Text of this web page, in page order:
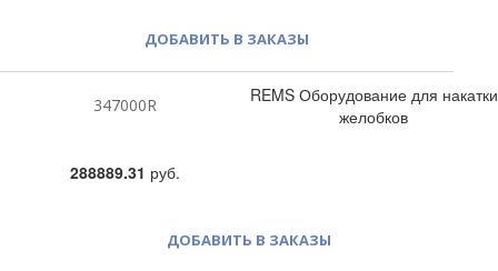
ДОБАВИТЬ В ЗАКАЗЫ
347000R
REMS Оборудование для накатки
желобков
288889.31 руб.
ДОБАВИТЬ В ЗАКАЗЫ